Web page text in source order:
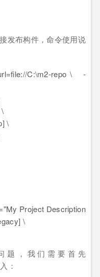
发布构件，命令使用说
=file://C:\m2-repo \ -
\
"My Project Description
] \
题，我们需要首先
：